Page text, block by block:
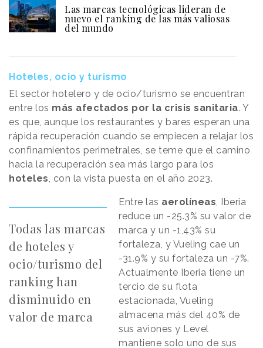
Las marcas tecnológicas lideran de
nuevo el ranking de las más valiosas
del mundo
Hoteles, ocio y turismo
El sector hotelero y de ocio/turismo se encuentran
entre los más afectados por la crisis sanitaria. Y
es que, aunque los restaurantes y bares esperan una
rápida recuperación cuando se empiecen a relajar los
confinamientos perimetrales, se teme que el camino
hacia la recuperación sea más largo para los
hoteles, con la vista puesta en el año 2023.
Todas las marcas
de hoteles y
ocio/turismo del
ranking han
disminuido en
valor de marca
Entre las aerolíneas, Iberia
reduce un -25.3% su valor de
marca y un -1,43% su
fortaleza, y Vueling cae un
-31.9% y su fortaleza un -7%.
Actualmente Iberia tiene un
tercio de su flota
estacionada, Vueling
almacena más del 40% de
sus aviones y Level
mantiene solo uno de sus